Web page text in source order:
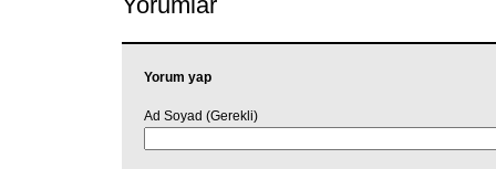
Yorum yap
Ad Soyad (Gerekli)